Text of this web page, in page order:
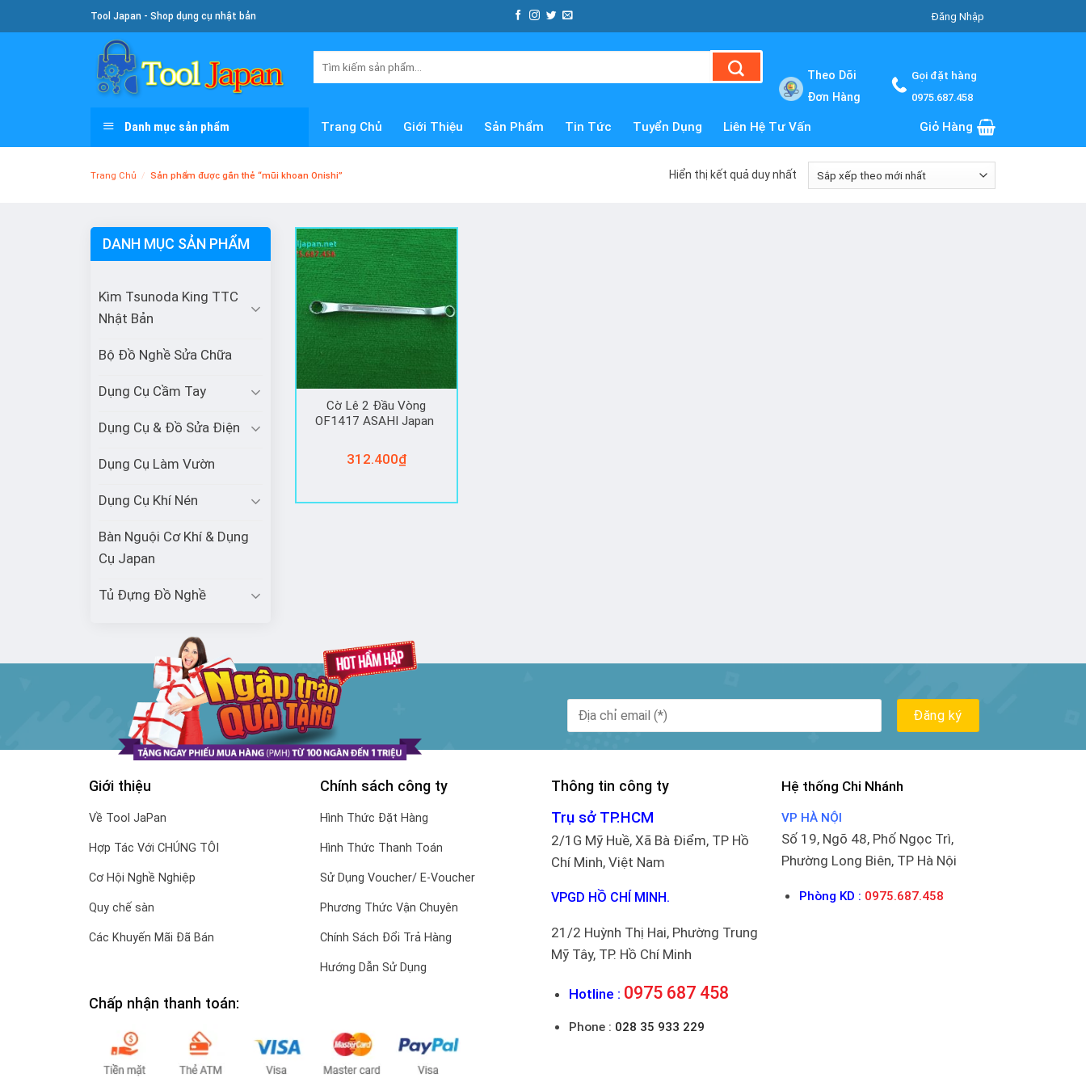
To
Tool Japan - Shop dụng cụ nhật bản Đăng Nhập
Theo Dõi
Đơn Hàng
Gọi đặt hàng
0975.687.458
Danh mục sản phẩm Trang Chủ Giới Thiệu Sản Phẩm Tin Tức Tuyển Dụng Liên Hệ Tư Vấn Giỏ Hàng
Trang Chủ / Sản phẩm được gắn thẻ “mũi khoan Onishi” Hiển thị kết quả duy nhất
DANH MỤC SẢN PHẨM
Kìm Tsunoda King TTC
Nhật Bản
Bộ Đồ Nghề Sửa Chữa
Dụng Cụ Cầm Tay
Dụng Cụ & Đồ Sửa Điện
Dụng Cụ Làm Vườn
Dụng Cụ Khí Nén
Bàn Nguội Cơ Khí & Dụng
Cụ Japan
Tủ Đựng Đồ Nghề
Cờ Lê 2 Đầu Vòng
OF1417 ASAHI Japan
312.400₫
Giới thiệu
Về Tool JaPan
Hợp Tác Với CHÚNG TÔI
Cơ Hội Nghề Nghiệp
Quy chế sàn
Các Khuyến Mãi Đã Bán
Chính sách công ty
Hình Thức Đặt Hàng
Hình Thức Thanh Toán
Sử Dụng Voucher/ E-Voucher
Phương Thức Vận Chuyên
Chính Sách Đổi Trả Hàng
Hướng Dẫn Sử Dụng
Chấp nhận thanh toán:
Thông tin công ty
Trụ sở TP.HCM
2/1G Mỹ Huề, Xã Bà Điểm, TP Hồ
Chí Minh, Việt Nam
VPGD HỒ CHÍ MINH.
21/2 Huỳnh Thị Hai, Phường Trung
Mỹ Tây, TP. Hồ Chí Minh
Hotline : 0975 687 458
Phone : 028 35 933 229
Hệ thống Chi Nhánh
VP HÀ NỘI
Số 19, Ngõ 48, Phố Ngọc Trì,
Phường Long Biên, TP Hà Nội
Phòng KD : 0975.687.458